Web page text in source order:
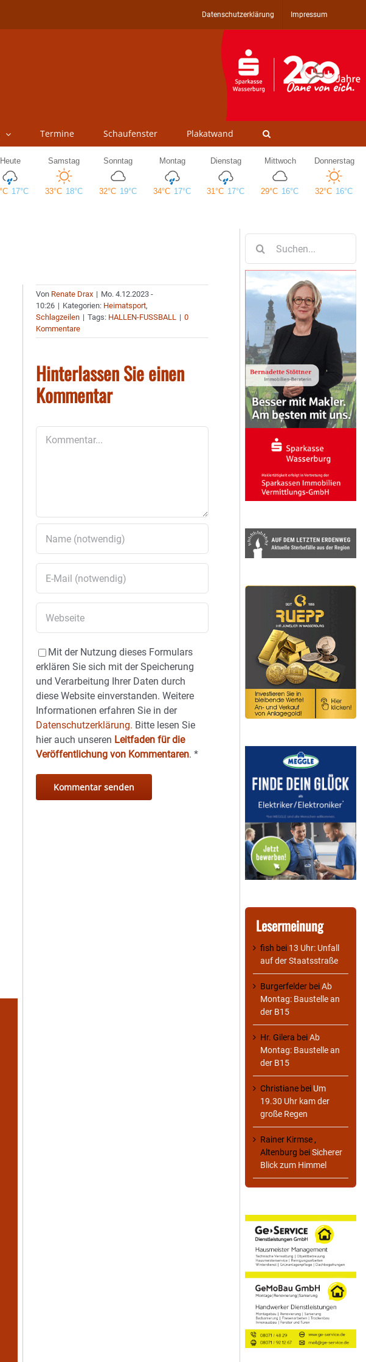
Datenschutzerklärung Impressum
Termine Schaufenster Plakatwand
Von Renate Drax | Mo. 4.12.2023 -
10:26 | Kategorien: Heimatsport,
Schlagzeilen | Tags: HALLEN-FUSSBALL | 0
Kommentare
Hinterlassen Sie einen
Kommentar
Mit der Nutzung dieses Formulars
erklären Sie sich mit der Speicherung
und Verarbeitung Ihrer Daten durch
diese Website einverstanden. Weitere
Informationen erfahren Sie in der
Datenschutzerklärung. Bitte lesen Sie
hier auch unseren Leitfaden für die
Veröffentlichung von Kommentaren.*
nach:
Lesermeinung
fish bei 13 Uhr: Unfall
auf der Staatsstraße
Burgerfelder beiAb
Montag: Baustelle an
der B15
Hr. Gilera beiAb
Montag: Baustelle an
der B15
Christiane bei Um
19.30 Uhr kam der
große Regen
Rainer Kirmse ,
Altenburg beiSicherer
Blick zum Himmel